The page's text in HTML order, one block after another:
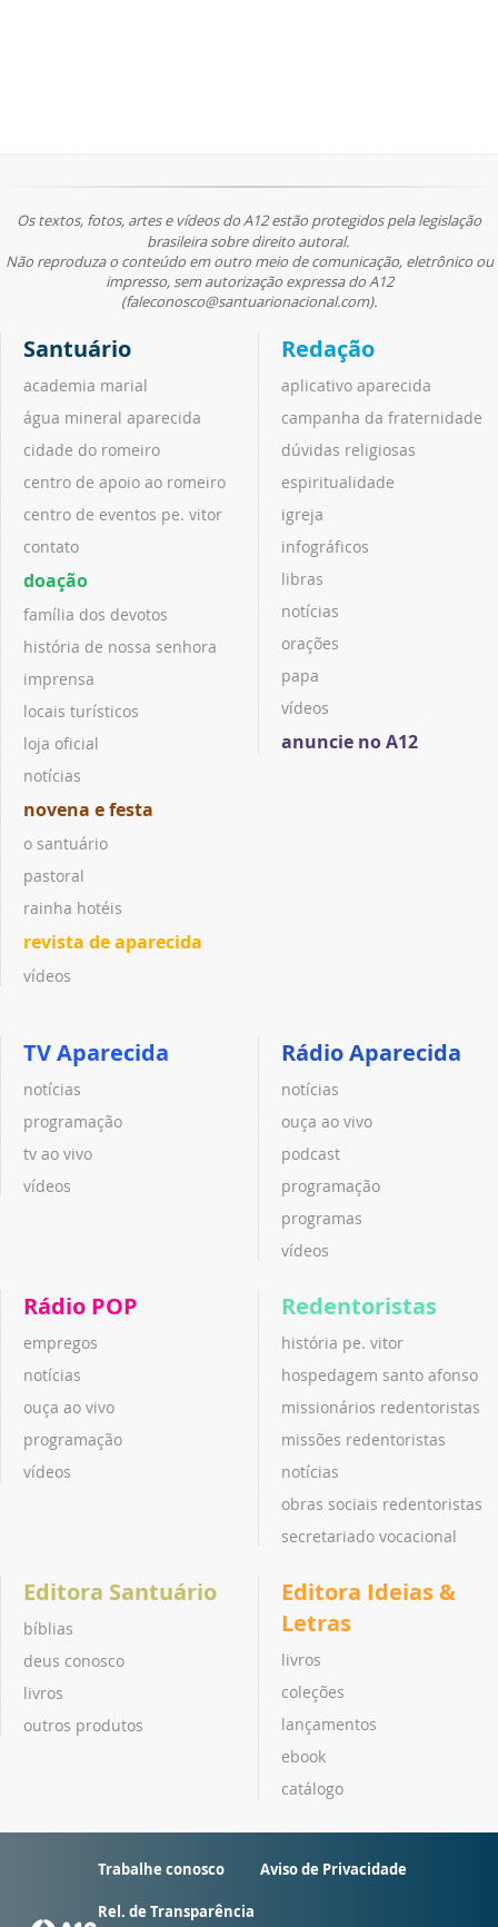
Os textos, fotos, artes e vídeos do A12 estão protegidos pela legislação
brasileira sobre direito autoral.
Não reproduza o conteúdo em outro meio de comunicação, eletrônico ou
impresso, sem autorização expressa do A12
(faleconosco@santuarionacional.com).
Santuário
academia marial
água mineral aparecida
cidade do romeiro
centro de apoio ao romeiro
centro de eventos pe. vitor
contato
doação
família dos devotos
história de nossa senhora
imprensa
locais turísticos
loja oficial
notícias
novena e festa
o santuário
pastoral
rainha hotéis
revista de aparecida
vídeos
Redação
aplicativo aparecida
campanha da fraternidade
dúvidas religiosas
espiritualidade
igreja
infográficos
libras
notícias
orações
papa
vídeos
anuncie no A12
TV Aparecida
notícias
programação
tv ao vivo
vídeos
Rádio Aparecida
notícias
ouça ao vivo
podcast
programação
programas
vídeos
Rádio POP
empregos
notícias
ouça ao vivo
programação
vídeos
Redentoristas
história pe. vitor
hospedagem santo afonso
missionários redentoristas
missões redentoristas
notícias
obras sociais redentoristas
secretariado vocacional
Editora Santuário
bíblias
deus conosco
livros
outros produtos
Editora Ideias &
Letras
livros
coleções
lançamentos
ebook
catálogo
Trabalhe conosco Aviso de Privacidade
Rel. de Transparência